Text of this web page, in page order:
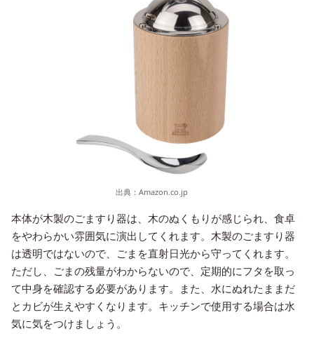
出典： Amazon.co.jp
本体が木製のごますり器は、木のぬくもりが感じられ、食卓
をやわらかい雰囲気に演出してくれます。木製のごますり器
は透明ではないので、ごまを直射日光から守ってくれます。
ただし、ごまの残量がわからないので、定期的にフタを取っ
て中身を確認する必要があります。また、水にぬれたままだ
とカビが生えやすくなります。キッチンで使用する場合は水
気に気をつけましょう。